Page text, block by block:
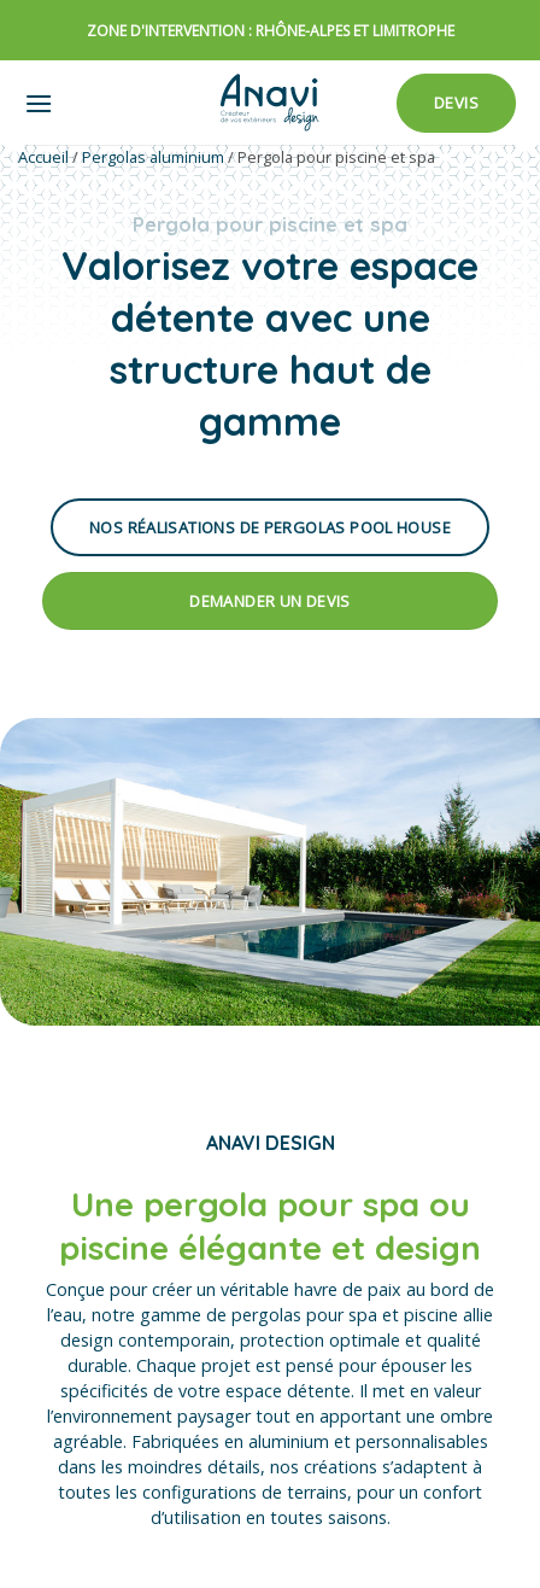
ZONE D'INTERVENTION : RHÔNE-ALPES ET LIMITROPHE
DEVIS
Accueil/Pergolas aluminium/Pergola pour piscine et spa
Pergola pour piscine et spa
Valorisez votre espace
détente avec une
structure haut de
gamme
NOS RÉALISATIONS DE PERGOLAS POOL HOUSE
DEMANDER UN DEVIS
ANAVI DESIGN
Une pergola pour spa ou
piscine élégante et design
Conçue pour créer un véritable havre de paix au bord de
l’eau, notre gamme de pergolas pour spa et piscine allie
design contemporain, protection optimale et qualité
durable. Chaque projet est pensé pour épouser les
spécificités de votre espace détente. Il met en valeur
l’environnement paysager tout en apportant une ombre
agréable. Fabriquées en aluminium et personnalisables
dans les moindres détails, nos créations s’adaptent à
toutes les configurations de terrains, pour un confort
d’utilisation en toutes saisons.